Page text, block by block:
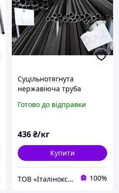
Суцільнотягнута
нержавіюча труба
ГОСТ
Готово до відправки
436₴/кг
Купити
ТОВ «Італінокс Індустрі» нержавіючий металопрокат 100%